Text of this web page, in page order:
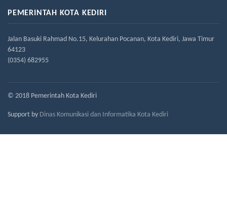
PEMERINTAH KOTA KEDIRI
Jalan Basuki Rahmad No.15, Kelurahan Pocanan, Kota Kediri, Jawa Timur
64123
(0354) 682955
© 2018 Pemerintah Kota Kediri
Support by Dinas Komunikasi dan Informatika Kota Kediri